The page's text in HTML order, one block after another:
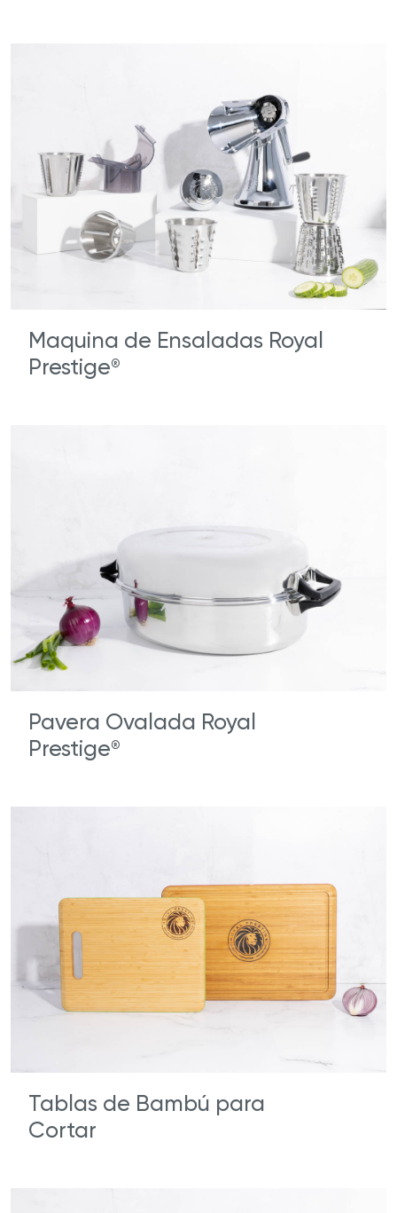
Maquina de Ensaladas Royal
Prestige®
Pavera Ovalada Royal
Prestige®
Tablas de Bambú para
Cortar